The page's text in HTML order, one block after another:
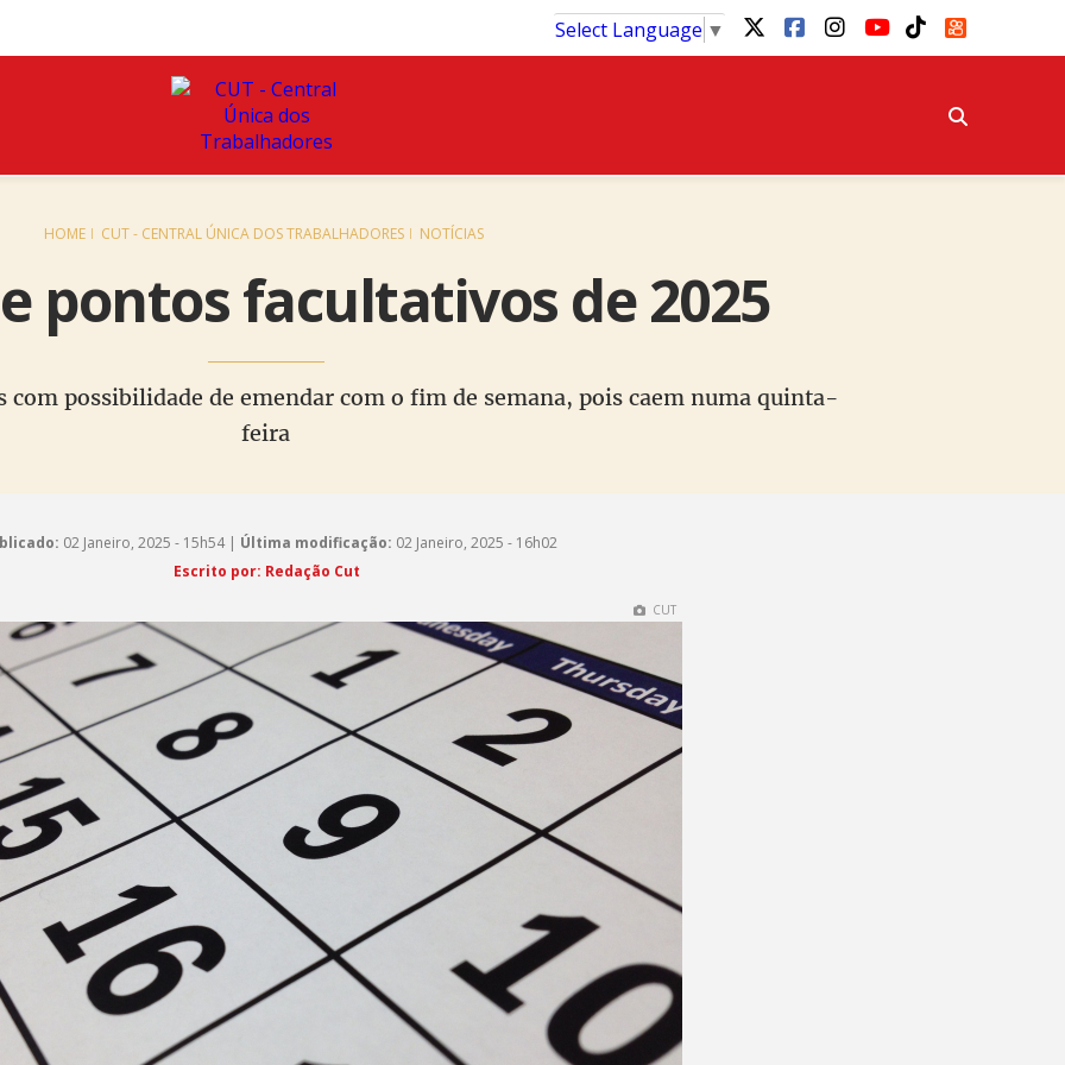
Select Language ▼
HOME CUT - CENTRAL ÚNICA DOS TRABALHADORES NOTÍCIAS
pontos facultativos de 2025
com possibilidade de emendar com o fim de semana, pois caem numa quinta-
feira
02 Janeiro, 2025 - 15h54 | Última modificação: 02 Janeiro, 2025 - 16h02
Escrito por: Redação Cut
CUT